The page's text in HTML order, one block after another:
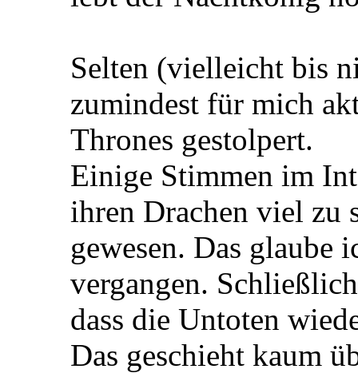
Selten (vielleicht bis
zumindest für mich
Thrones gestolpert.
Einige Stimmen im
ihren Drachen viel zu
gewesen. Das glaube
vergangen.
dass die Untoten
Das geschieht kaum